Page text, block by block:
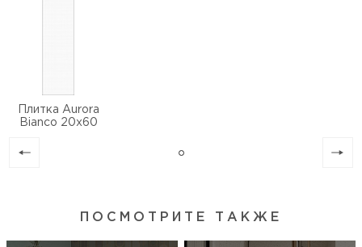
Плитка Aurora
Bianco 20х60
ПОСМОТРИТЕ ТАКЖЕ